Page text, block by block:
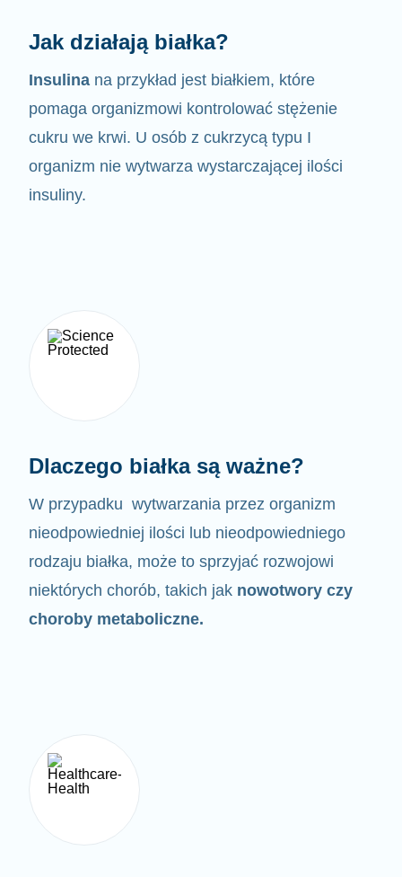
Jak działają białka?
Insulina na przykład jest białkiem, które
pomaga organizmowi kontrolować stężenie
cukru we krwi. U osób z cukrzycą typu I
organizm nie wytwarza wystarczającej ilości
insuliny.
Dlaczego białka są ważne?
W przypadku wytwarzania przez organizm
nieodpowiedniej ilości lub nieodpowiedniego
rodzaju białka, może to sprzyjać rozwojowi
niektórych chorób, takich jak nowotwory czy
choroby metaboliczne.